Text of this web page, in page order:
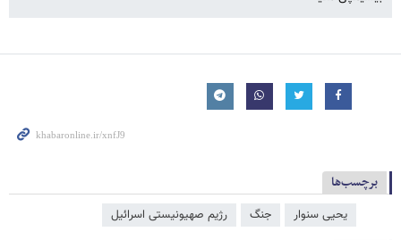
برچسب‌ها
یحیی سنوار جنگ رژیم صهیونیستی اسرائیل